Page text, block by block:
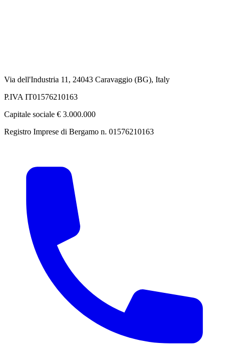
Via dell'Industria 11, 24043 Caravaggio (BG), Italy
P.IVA IT01576210163
Capitale sociale € 3.000.000
Registro Imprese di Bergamo n. 01576210163